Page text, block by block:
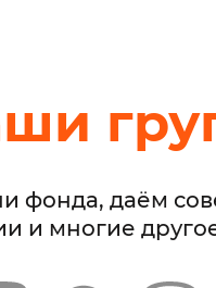
фонда, даём
и многие